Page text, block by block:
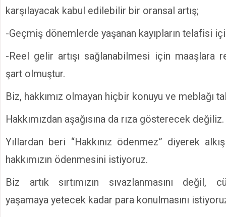
karşılayacak kabul edilebilir bir oransal artış;
-Geçmiş dönemlerde yaşanan kayıpların telafisi
-Reel gelir artışı sağlanabilmesi için maaşlara
şart olmuştur.
Biz, hakkımız olmayan hiçbir konuyu ve meblağı
Hakkımızdan aşağısına da rıza gösterecek değiliz.
Yıllardan beri “Hakkınız ödenmez” diyerek
hakkımızın ödenmesini istiyoruz.
Biz artık sırtımızın sıvazlanmasını değil,
yaşamaya yetecek kadar para konulmasını